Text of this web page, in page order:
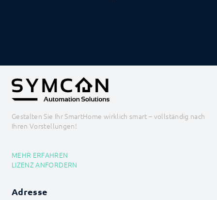
Gestalten Sie Ihr SmartHome wirklich smart – vollständig nach
Ihren Vorstellungen!
MEHR ERFAHREN
LIZENZ ANFORDERN
Adresse